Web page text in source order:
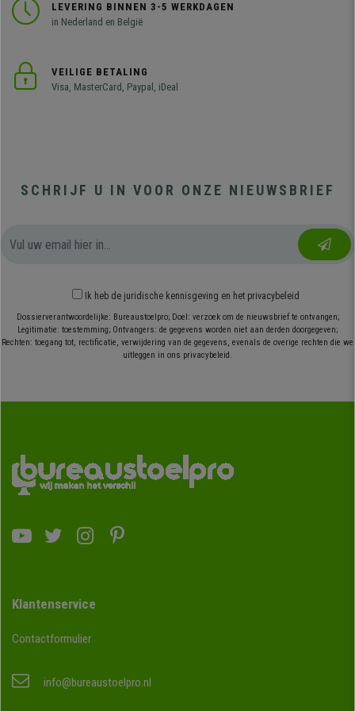
LEVERING BINNEN 3-5 WERKDAGEN
in Nederland en België
VEILIGE BETALING
Visa, MasterCard, Paypal, iDeal
SCHRIJF U IN VOOR ONZE NIEUWSBRIEF
Ik heb de juridische kennisgeving en het privacybeleid
Dossierverantwoordelijke: Bureaustoelpro; Doel: verzoek om de nieuwsbrief te ontvangen;
Legitimatie: toestemming; Ontvangers: de gegevens worden niet aan derden doorgegeven;
Rechten: toegang tot, rectificatie, verwijdering van de gegevens, evenals de overige rechten die we
uitleggen in ons privacybeleid.
Klantenservice
Contactformulier
info@bureaustoelpro.nl